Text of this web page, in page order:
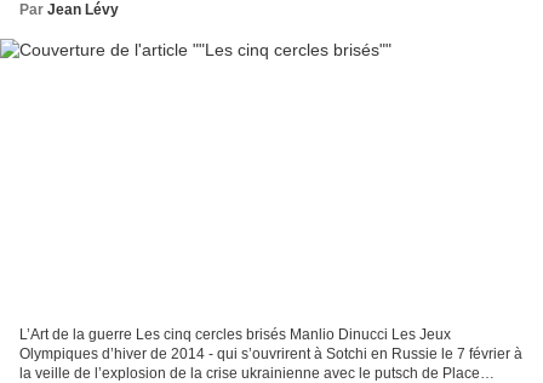
Par Jean Lévy
L’Art de la guerre Les cinq cercles brisés Manlio Dinucci Les Jeux
Olympiques d’hiver de 2014 - qui s’ouvrirent à Sotchi en Russie le 7 février à
la veille de l’explosion de la crise ukrainienne avec le putsch de Place